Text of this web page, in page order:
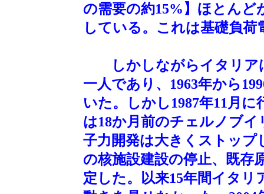
の需要の約15%】ほとんど
している。これは基礎負荷
しかしながらイタリア
一人であり、1963年から
いた。しかし1987年11月
は18か月前のチェルノブ
子力開発は大きくストップ
の核施設建設の停止、既存
定した。以来15年間イタ